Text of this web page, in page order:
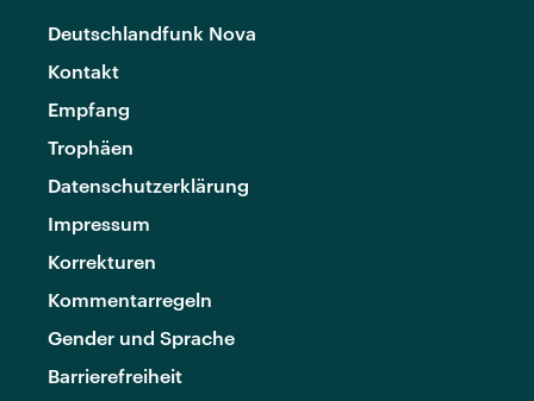
Deutschlandfunk Nova
Kontakt
Empfang
Trophäen
Datenschutzerklärung
Impressum
Korrekturen
Kommentarregeln
Gender und Sprache
Barrierefreiheit